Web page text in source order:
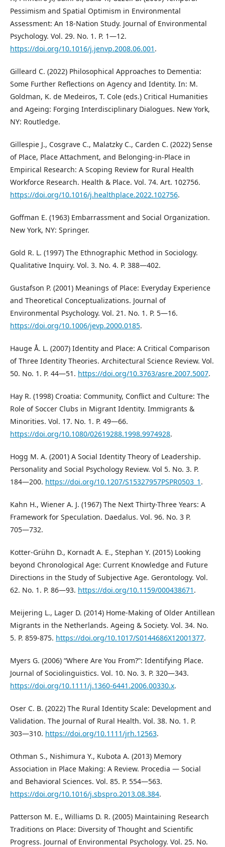
Pessimism and Spatial Optimism in Environmental
Assessment: An 18-Nation Study. Journal of Environmental
Psychology. Vol. 29. No. 1. P. 1—12.
https://doi.org/10.1016/j.jenvp.2008.06.001 .
Gilleard C. (2022) Philosophical Approaches to Dementia:
Some Further Reflections on Agency and Identity. In: M.
Goldman, K. de Medeiros, T. Cole (eds.) Critical Humanities
and Ageing: Forging Interdisciplinary Dialogues. New York,
NY: Routledge.
Gillespie J., Cosgrave C., Malatzky C., Carden C. (2022) Sense
of Place, Place Attachment, and Belonging-in-Place in
Empirical Research: A Scoping Review for Rural Health
Workforce Research. Health & Place. Vol. 74. Art. 102756.
https://doi.org/10.1016/j.healthplace.2022.102756.
Goffman E. (1963) Embarrassment and Social Organization.
New York, NY: Springer.
Gold R. L. (1997) The Ethnographic Method in Sociology.
Qualitative Inquiry. Vol. 3. No. 4. P. 388―402.
Gustafson P. (2001) Meanings of Place: Everyday Experience
and Theoretical Conceptualizations. Journal of
Environmental Psychology. Vol. 21. No. 1. P. 5―16.
https://doi.org/10.1006/jevp.2000.0185.
Hauge Å. L. (2007) Identity and Place: A Critical Comparison
of Three Identity Theories. Architectural Science Review. Vol.
50. No. 1. P. 44―51. https://doi.org/10.3763/asre.2007.5007.
Hay R. (1998) Croatia: Community, Conflict and Culture: The
Role of Soccer Clubs in Migrant Identity. Immigrants &
Minorities. Vol. 17. No. 1. P. 49―66.
https://doi.org/10.1080/02619288.1998.9974928.
Hogg M. A. (2001) A Social Identity Theory of Leadership.
Personality and Social Psychology Review. Vol 5. No. 3. P.
184―200. https://doi.org/10.1207/S15327957PSPR0503_1 .
Kahn H., Wiener A. J. (1967) The Next Thirty-Three Years: A
Framework for Speculation. Daedalus. Vol. 96. No. 3 P.
705―732.
Kotter-Grühn D., Kornadt A. E., Stephan Y. (2015) Looking
beyond Chronological Age: Current Knowledge and Future
Directions in the Study of Subjective Age. Gerontology. Vol.
62. No. 1. P. 86―93. https://doi.org/10.1159/000438671 .
Meijering L., Lager D. (2014) Home-Making of Older Antillean
Migrants in the Netherlands. Ageing & Society. Vol. 34. No.
5. P. 859-875. https://doi.org/10.1017/S0144686X12001377.
Myers G. (2006) “Where Are You From?”: Identifying Place.
Journal of Sociolinguistics. Vol. 10. No. 3. P. 320―343.
https://doi.org/10.1111/j.1360-6441.2006.00330.x.
Oser C. B. (2022) The Rural Identity Scale: Development and
Validation. The Journal of Rural Health. Vol. 38. No. 1. P.
303―310. https://doi.org/10.1111/jrh.12563.
Othman S., Nishimura Y., Kubota A. (2013) Memory
Association in Place Making: A Review. Procedia ― Social
and Behavioral Sciences. Vol. 85. P. 554—563.
https://doi.org/10.1016/j.sbspro.2013.08.384.
Patterson M. E., Williams D. R. (2005) Maintaining Research
Traditions on Place: Diversity of Thought and Scientific
Progress. Journal of Environmental Psychology. Vol. 25. No.